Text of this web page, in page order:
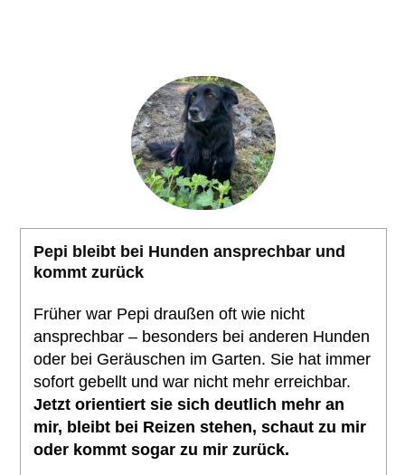
Pepi bleibt bei Hunden ansprechbar und
kommt zurück
Früher war Pepi draußen oft wie nicht
ansprechbar – besonders bei anderen Hunden
oder bei Geräuschen im Garten. Sie hat immer
sofort gebellt und war nicht mehr erreichbar.
Jetzt orientiert sie sich deutlich mehr an
mir, bleibt bei Reizen stehen, schaut zu mir
oder kommt sogar zu mir zurück.